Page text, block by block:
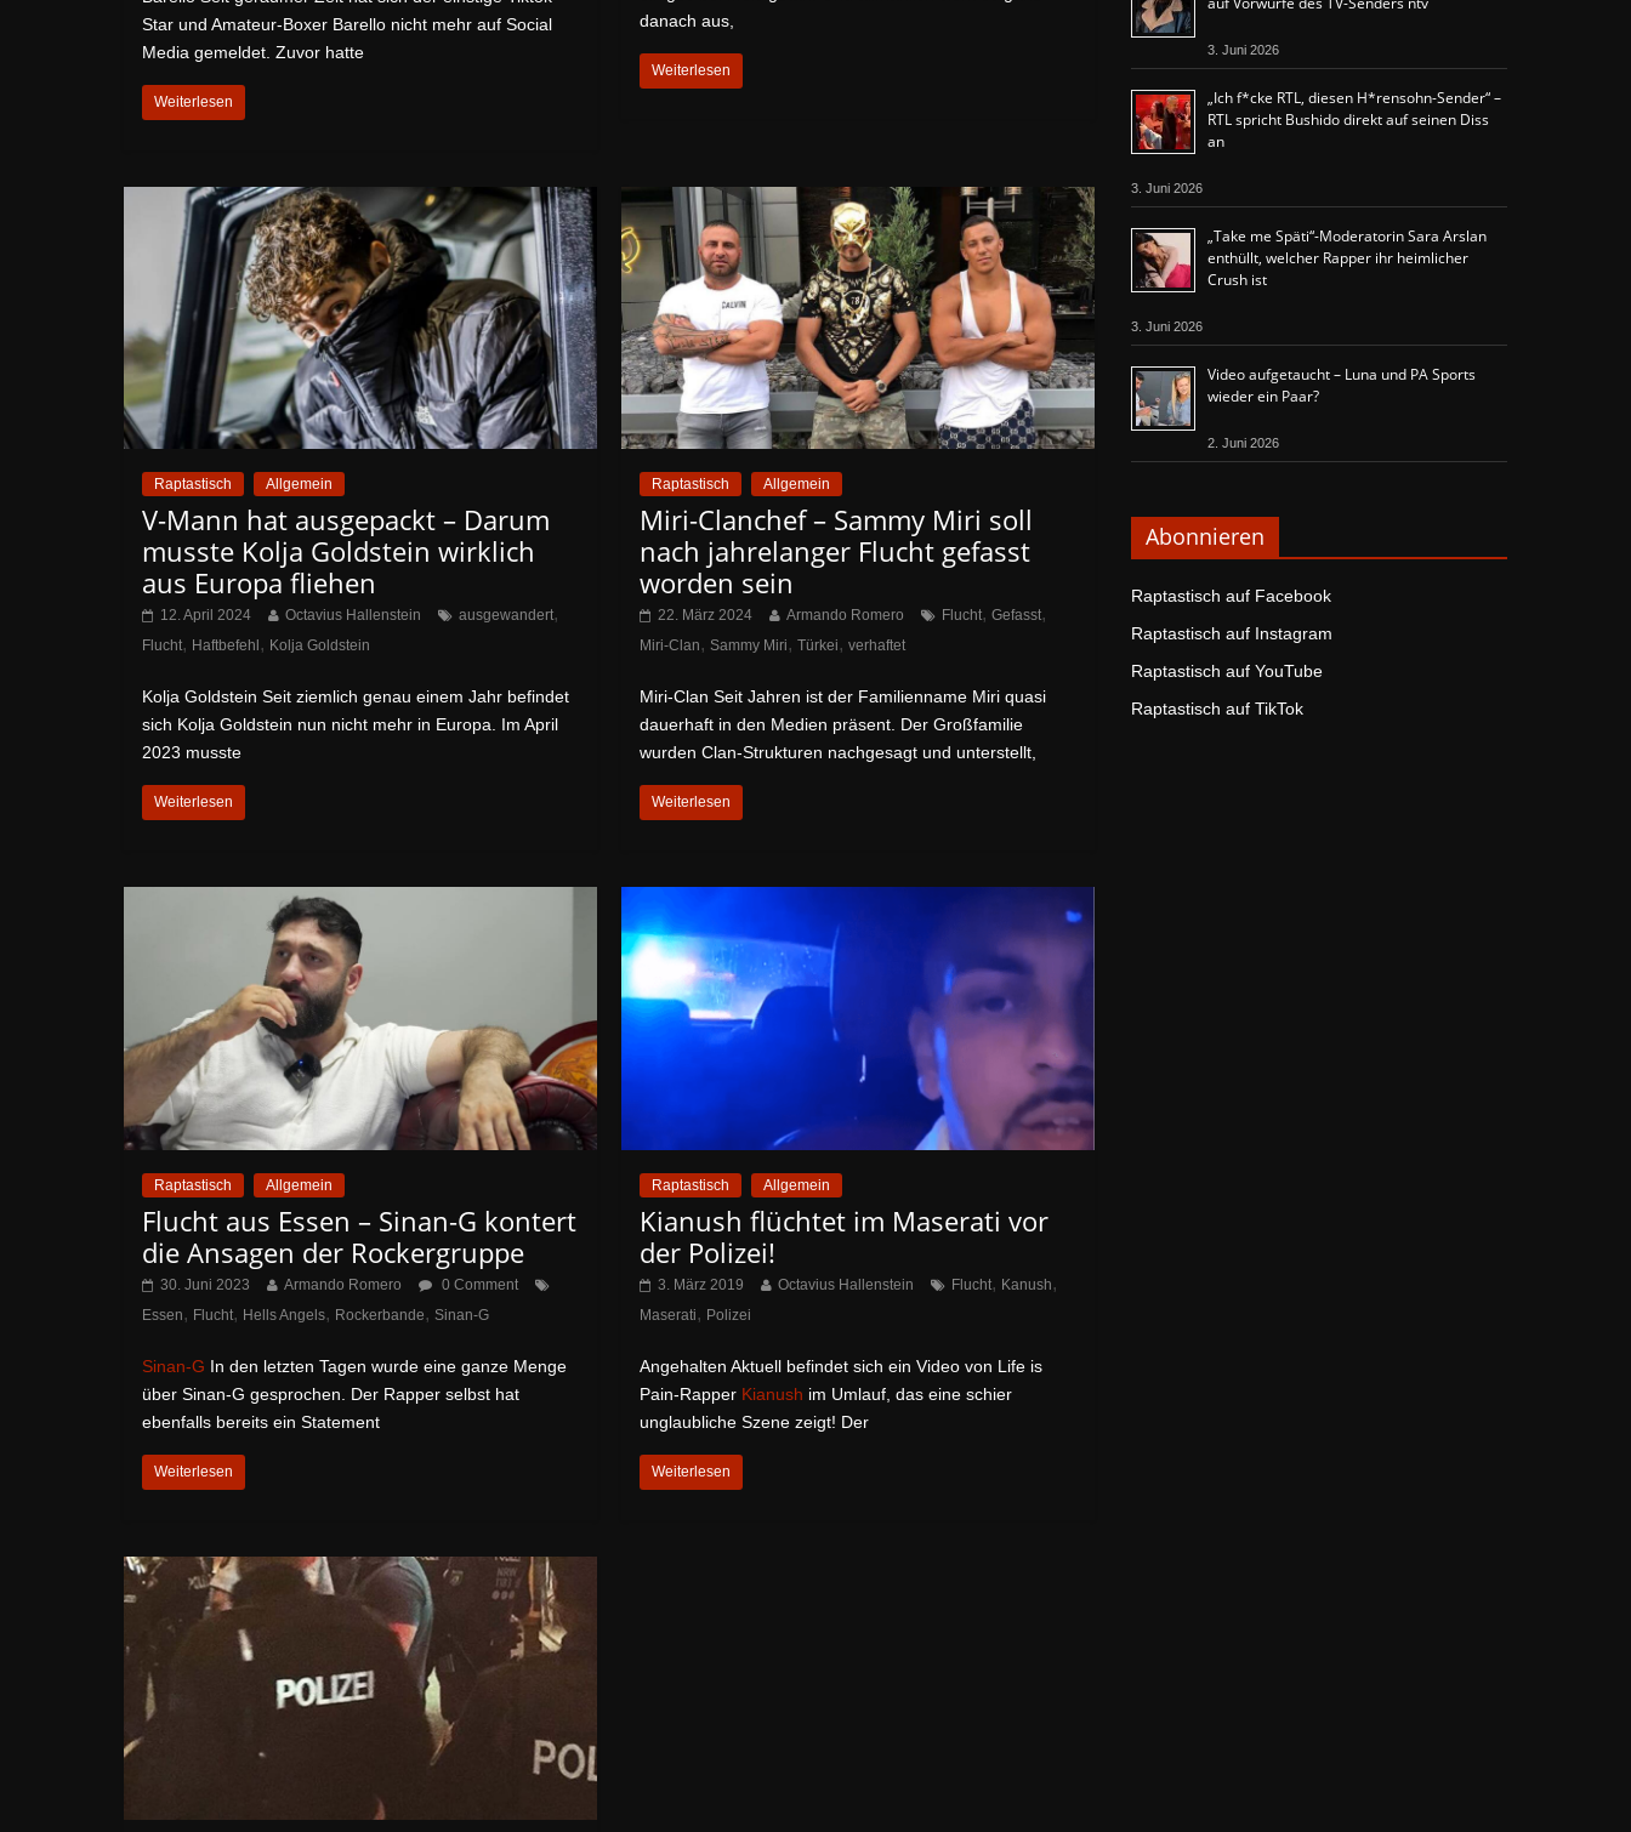
Star und Amateur-Boxer Barello nicht mehr auf Social
Media gemeldet. Zuvor hatte
Weiterlesen
danach aus,
Weiterlesen
Raptastisch Allgemein
V-Mann hat ausgepackt – Darum
musste Kolja Goldstein wirklich
aus Europa fliehen
12. April 2024 Octavius Hallenstein ausgewandert,
Flucht, Haftbefehl , Kolja Goldstein
Kolja Goldstein Seit ziemlich genau einem Jahr befindet
sich Kolja Goldstein nun nicht mehr in Europa. Im April
2023 musste
Weiterlesen
Raptastisch Allgemein
Miri-Clanchef – Sammy Miri soll
nach jahrelanger Flucht gefasst
worden sein
22. März 2024 Armando Romero Flucht,Gefasst,
Miri-Clan, Sammy Miri,Türkei,verhaftet
Miri-Clan Seit Jahren ist der Familienname Miri quasi
dauerhaft in den Medien präsent. Der Großfamilie
wurden Clan-Strukturen nachgesagt und unterstellt,
Weiterlesen
Raptastisch Allgemein
Flucht aus Essen – Sinan-G kontert
die Ansagen der Rockergruppe
30. Juni 2023 Armando Romero
0 Comment
Essen, Flucht, Hells Angels, Rockerbande, Sinan-G
Sinan-G In den letzten Tagen wurde eine ganze Menge
über Sinan-G gesprochen. Der Rapper selbst hat
ebenfalls bereits ein Statement
Weiterlesen
Raptastisch Allgemein
Kianush flüchtet im Maserati vor
der Polizei!
3. März 2019 Octavius Hallenstein Flucht, Kanush,
Maserati, Polizei
Angehalten Aktuell befindet sich ein Video von Life is
Pain-Rapper Kianush im Umlauf, das eine schier
unglaubliche Szene zeigt! Der
Weiterlesen
3. Juni 2026
„Ich f*cke RTL, diesen H*rensohn-Sender“ –
RTL spricht Bushido direkt auf seinen Diss
an
3. Juni 2026
„Take me Späti“-Moderatorin Sara Arslan
enthüllt, welcher Rapper ihr heimlicher
Crush ist
3. Juni 2026
Video aufgetaucht – Luna und PA Sports
wieder ein Paar?
2. Juni 2026
Abonnieren
Raptastisch auf Facebook
Raptastisch auf Instagram
Raptastisch auf YouTube
Raptastisch auf TikTok